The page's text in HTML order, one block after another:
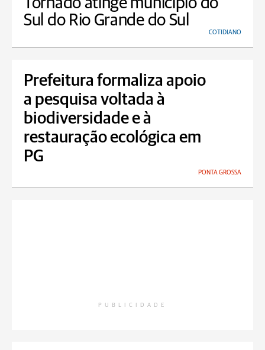
Sul do Rio Grande do Sul
COTIDIANO
Prefeitura formaliza apoio
a pesquisa voltada à
biodiversidade e à
restauração ecológica em
PG
PONTA GROSSA
PUBLICIDADE